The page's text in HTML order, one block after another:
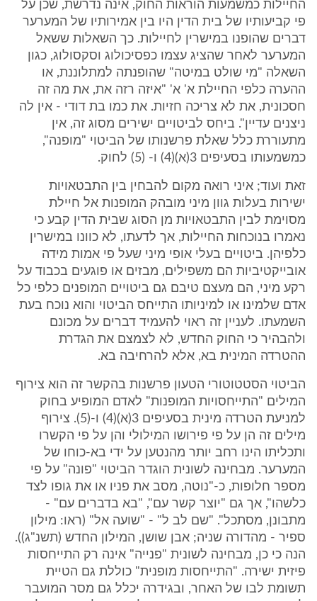
החיילות כמשמעות הוראות החוק, אינה נדרשת, שכן על
פי קביעותיו של בית הדין היו בין אמירותיו של המערער
דברים שהופנו במישרין לחיילות. כך השאלות ששאל
המערער לאחר שהציג עצמו כפסיכולוג וסקסולוג, כגון
השאלה "מי שולט במיטה" שהופנתה למתלוננת, או
ההערה כלפי החיילת א' א' "איזה רזה את, את מה זה
חסכונית, את לא צריכה חזיות. את כמו בת דודי - אין לה
ניצנים עדיין". ביחס לביטויים ישירים מסוג זה, אין
מתעוררת כלל שאלת פרשנותו של הביטוי "מופנה",
כמשמעותו בסעיפים 3(א)(4) ו- (5) לחוק.
זאת ועוד; איני רואה מקום להבחין בין התבטאויות
ישירות בעלות גוון מיני מובהק המופנות אל חיילת
מסוימת לבין התבטאויות מן הסוג שבית הדין קבע כי
נאמרו בנוכחות החיילות, אך לדעתו, לא כוונו במישרין
כלפיהן. ביטויים בעלי אופי מיני שעל פי אמות מידה
אובייקטיביות הם משפילים, מבזים או פוגעים בכבוד על
רקע מיני, הם מעצם טיבם גם ביטויים המופנים כלפי כל
אדם שלמינו או למיניותו התייחס הביטוי והוא נוכח בעת
השמעתו. לעניין זה ראוי להעמיד דברים על מכונם
ולהבהיר כי החוק החדש, לא לצמצם את הגדרת
ההטרדה המינית בא, אלא להרחיבה בא.
הביטוי הסטטוטורי הטעון פרשנות בהקשר זה הוא צירוף
המילים "התייחסויות המופנות" לאדם המופיע בחוק
למניעת הטרדה מינית בסעיפים 3(א)(4) ו-(5). צירוף
מילים זה הן על פי פירושו המילולי והן על פי הקשרו
ותכליתו הינו רחב יותר מהנטען על ידי בא-כוחו של
המערער. מבחינה לשונית הוגדר הביטוי "פונה" על פי
מספר חלופות, כ-"נוטה, מסב את פניו או את גופו לצד
כלשהו", אך גם "יוצר קשר עם", "בא בדברים עם" -
מתבונן, מסתכל". "שם לב ל" - "שועה אל" (ראו: מילון
ספיר - מהדורה שניה; אבן שושן, המילון החדש (תשנ"ג)).
הנה כי כן, מבחינה לשונית "פנייה" אינה רק התייחסות
פיזית ישירה. "התייחסות מופנית" כוללת גם הטיית
תשומת לבו של האחר, ובגידרה יכלל גם מסר המועבר